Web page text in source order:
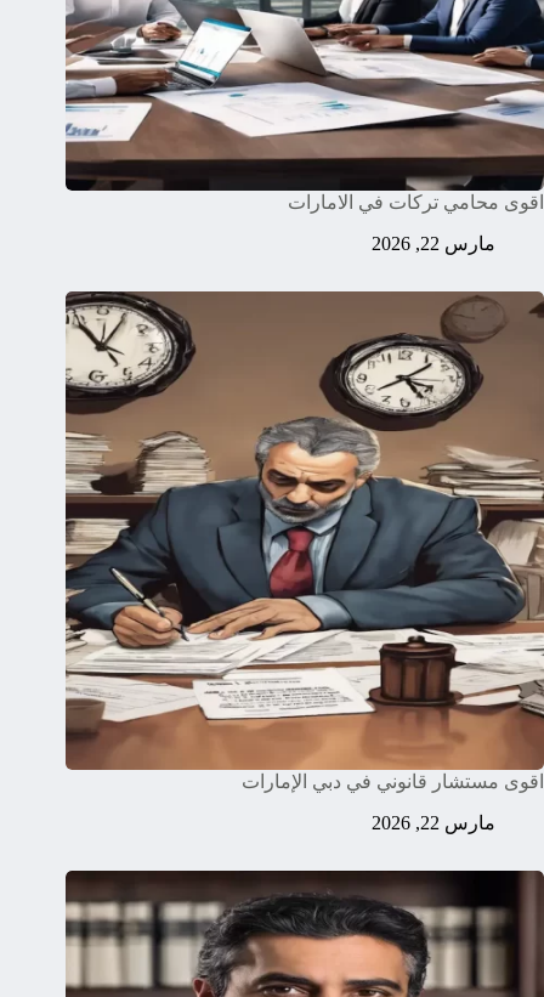
اقوى محامي تركات في الامارات
مارس 22, 2026
اقوى مستشار قانوني في دبي الإمارات
مارس 22, 2026